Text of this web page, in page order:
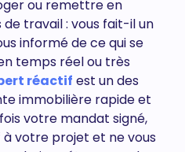
ou remettre en
travail : vous fait-il un
informé de ce qui se
temps réel ou très
réactif est un des
immobilière rapide et
votre mandat signé,
à votre projet et ne vous